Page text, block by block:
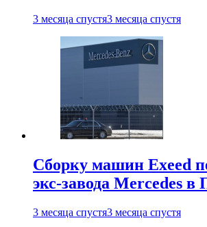
3 месяца спустя3 месяца спустя
Сборку машин Exeed
экс-завода Mercedes в
3 месяца спустя3 месяца спустя